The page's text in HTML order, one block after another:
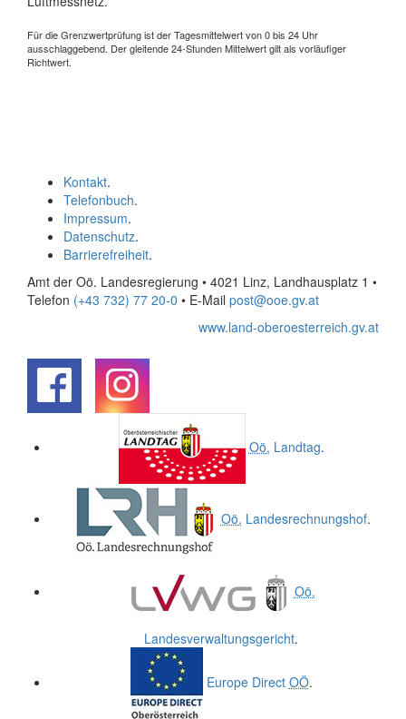
Für die Grenzwertprüfung ist der Tagesmittelwert von 0 bis 24 Uhr
ausschlaggebend. Der gleitende 24-Stunden Mittelwert gilt als vorläufiger
Richtwert.
Kontakt.
Telefonbuch.
Impressum.
Datenschutz.
Barrierefreiheit.
Amt der Oö. Landesregierung • 4021 Linz, Landhausplatz 1 •
Telefon (+43 732) 77 20-0 • E-Mail post@ooe.gv.at
www.land-oberoesterreich.gv.at
Oö. Landtag.
Oö. Landesrechnungshof.
Oö.
Landesverwaltungsgericht.
Europe Direct OÖ.